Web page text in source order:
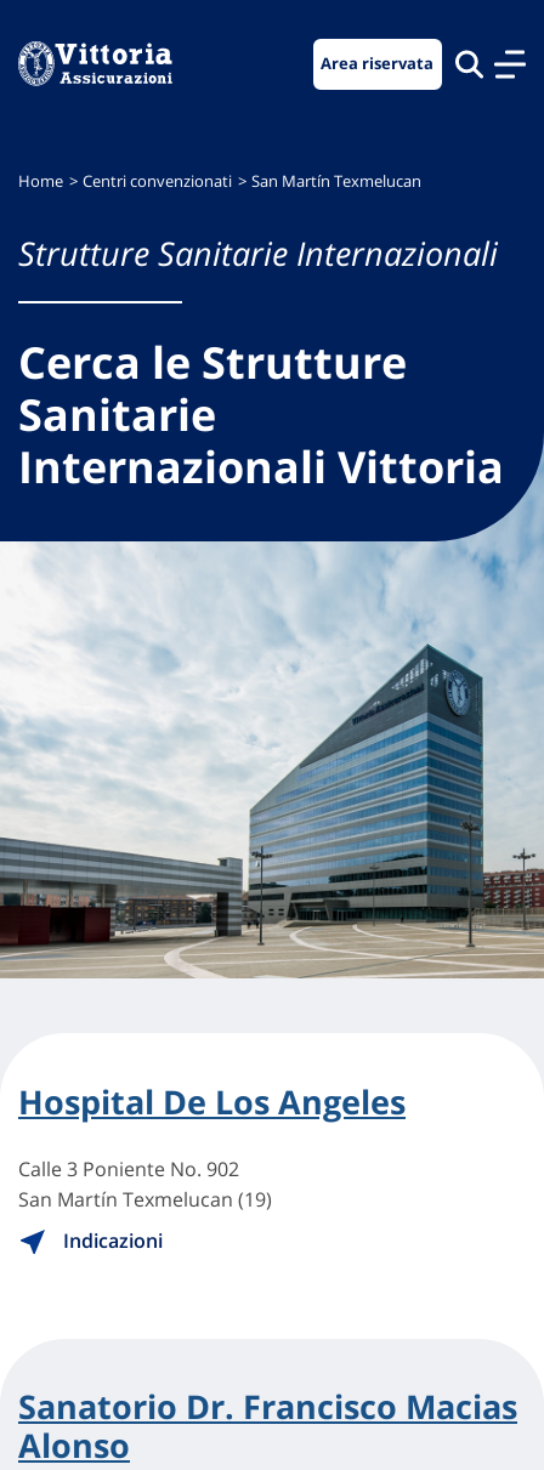
menu
contenuto
footer
Area riservata
Home Centri convenzionati San Martín Texmelucan
Strutture Sanitarie Internazionali
Cerca le Strutture
Sanitarie
Internazionali Vittoria
Hospital De Los Angeles
Calle 3 Poniente No. 902
San Martín Texmelucan (19)
Indicazioni
Sanatorio Dr. Francisco Macias
Alonso